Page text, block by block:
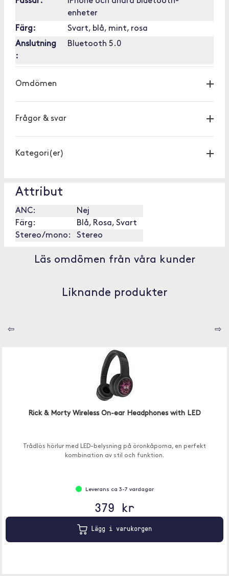
enheter
Färg:
Svart, blå, mint, rosa
Anslutning
:
Bluetooth 5.0
Omdömen
Frågor & svar
Kategori(er)
Attribut
ANC:
Nej
Färg:
Blå, Rosa, Svart
Stereo/mono:
Stereo
Läs omdömen från våra kunder
Liknande produkter
⇦ ⇨
Rick & Morty Wireless On-ear Headphones with LED
Trådlös hörlur med LED-belysning på öronkåporna, en perfekt
kombination av stil och funktion.
Leverans ca 3-7 vardagar
379 kr
Lägg i varukorgen